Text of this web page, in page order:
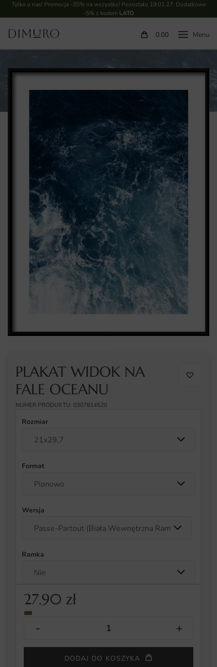
Tylko u nas! Promocja -35% na wszystko! Pozostało 19:01:26. Dodatkowe
-5% z kodem LATO
0.00
PLAKAT WIDOK NA
FALE OCEANU
NUMER PRODUKTU: 0307814520
Rozmiar
Format
Wersja
Ramka
27.90 zł
DODAJ DO KOSZYKA